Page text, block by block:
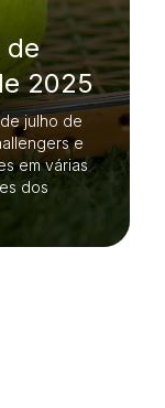
de
2025
julho de
e
em várias
dos